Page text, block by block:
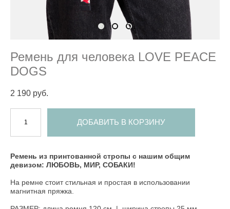
Ремень для человека LOVE PEACE
DOGS
2 190 pуб.
ДОБАВИТЬ В КОРЗИНУ
Ремень из принтованной стропы с нашим общим
девизом: ЛЮБОВЬ, МИР, СОБАКИ!
На ремне стоит стильная и простая в использовании
магнитная пряжка.